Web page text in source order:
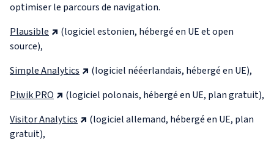
optimiser le parcours de navigation.
Plausible
(logiciel estonien, hébergé en UE et open
source),
Simple Analytics
(logiciel nééerlandais, hébergé en UE),
Piwik PRO
(logiciel polonais, hébergé en UE, plan gratuit),
Visitor Analytics
(logiciel allemand, hébergé en UE, plan
gratuit),